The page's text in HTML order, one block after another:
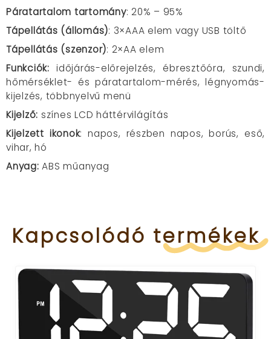
Páratartalom tartomány: 20% – 95%
Tápellátás (állomás): 3×AAA elem vagy USB töltő
Tápellátás (szenzor): 2×AA elem
Funkciók: időjárás-előrejelzés, ébresztőóra, szundi,
hőmérséklet- és páratartalom-mérés, légnyomás-
kijelzés, többnyelvű menü
Kijelző: színes LCD háttérvilágítás
Kijelzett ikonok: napos, részben napos, borús, eső,
vihar, hó
Anyag: ABS műanyag
Kapcsolódó termékek